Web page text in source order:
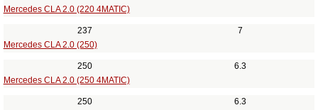
Mercedes CLA 2.0 (220 4MATIC)
237
7
Mercedes CLA 2.0 (250)
250
6.3
Mercedes CLA 2.0 (250 4MATIC)
250
6.3